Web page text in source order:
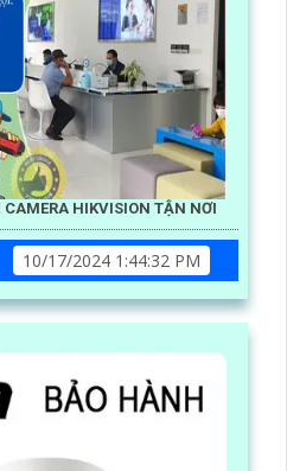
HIKVISION TẬN NƠI
10/17/2024 1:44:32 PM